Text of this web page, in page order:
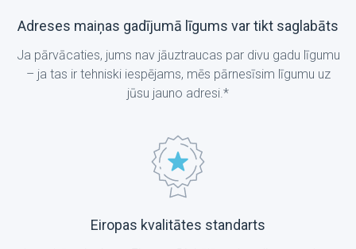
Adreses maiņas gadījumā līgums var tikt saglabāts
Ja pārvācaties, jums nav jāuztraucas par divu gadu līgumu
– ja tas ir tehniski iespējams, mēs pārnesīsim līgumu uz
jūsu jauno adresi.*
Eiropas kvalitātes standarts